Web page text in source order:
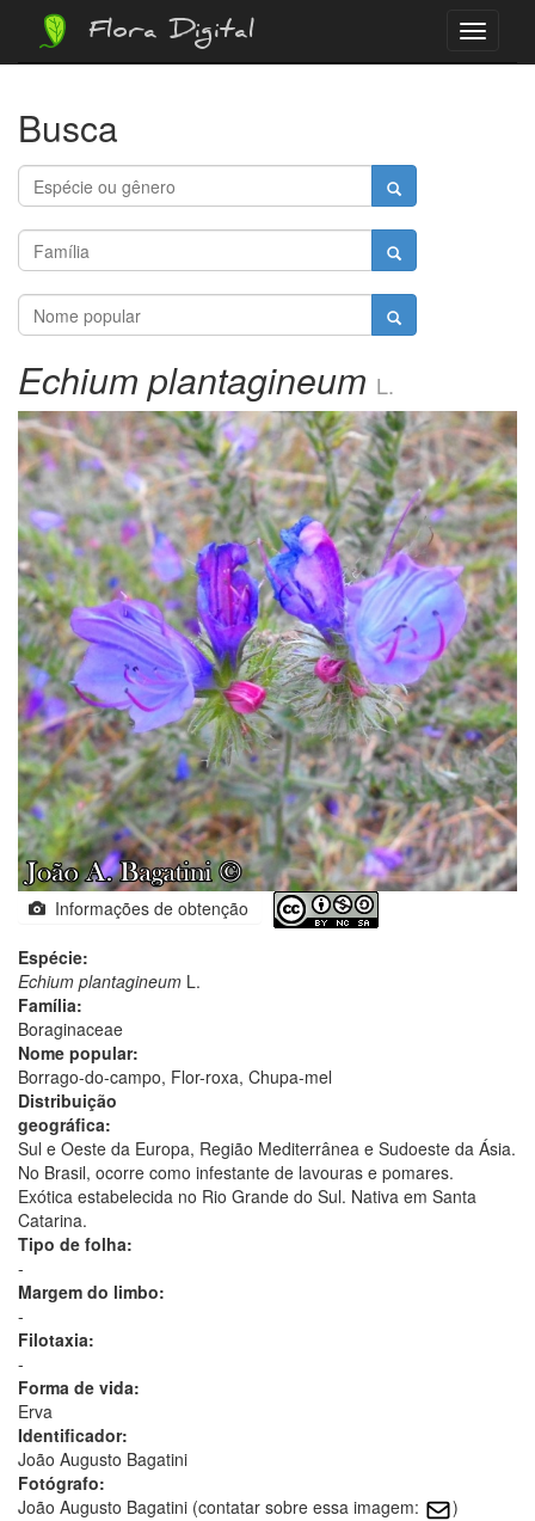
Menu
Flora Digital
Busca
Echium plantagineum L.
Informações de obtenção
Espécie:
Echium plantagineum L.
Família:
Boraginaceae
Nome popular:
Borrago-do-campo, Flor-roxa, Chupa-mel
Distribuição
geográfica:
Sul e Oeste da Europa, Região Mediterrânea e Sudoeste da Ásia.
No Brasil, ocorre como infestante de lavouras e pomares.
Exótica estabelecida no Rio Grande do Sul. Nativa em Santa
Catarina.
Tipo de folha:
-
Margem do limbo:
-
Filotaxia:
-
Forma de vida:
Erva
Identificador:
João Augusto Bagatini
Fotógrafo:
João Augusto Bagatini (contatar sobre essa imagem:
)